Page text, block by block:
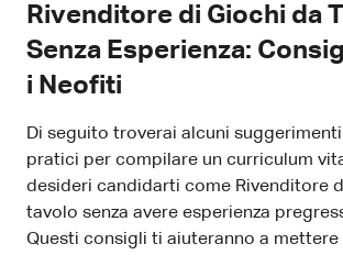
Rivenditore di Giochi da
Senza Esperienza:
i Neofiti
Di seguito troverai alcuni
pratici per compilare un curriculum
desideri candidarti come Rivenditore
tavolo senza avere esperienza
Questi consigli ti aiuteranno a